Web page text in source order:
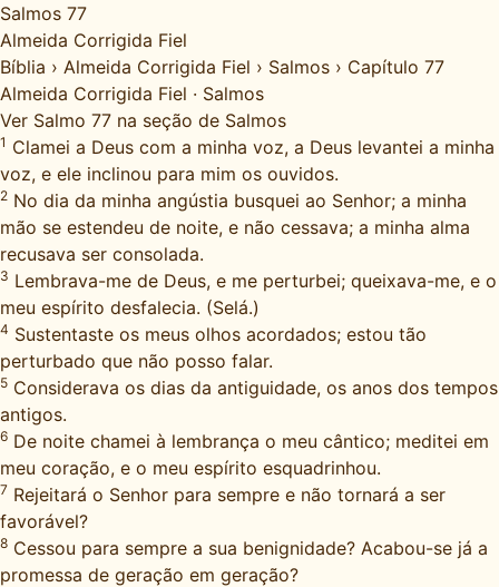
Salmos 77
Almeida Corrigida Fiel
Bíblia › Almeida Corrigida Fiel › Salmos › Capítulo 77
Almeida Corrigida Fiel · Salmos
Ver Salmo 77 na seção de Salmos
1 Clamei a Deus com a minha voz, a Deus levantei a minha
voz, e ele inclinou para mim os ouvidos.
2 No dia da minha angústia busquei ao Senhor; a minha
mão se estendeu de noite, e não cessava; a minha alma
recusava ser consolada.
3 Lembrava-me de Deus, e me perturbei; queixava-me, e o
meu espírito desfalecia. (Selá.)
4 Sustentaste os meus olhos acordados; estou tão
perturbado que não posso falar.
5 Considerava os dias da antiguidade, os anos dos tempos
antigos.
6 De noite chamei à lembrança o meu cântico; meditei em
meu coração, e o meu espírito esquadrinhou.
7 Rejeitará o Senhor para sempre e não tornará a ser
favorável?
8 Cessou para sempre a sua benignidade? Acabou-se já a
promessa de geração em geração?